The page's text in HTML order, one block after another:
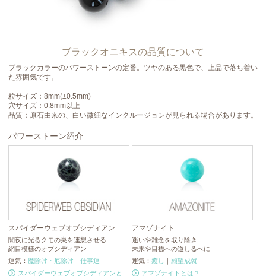
ブラックオニキスの品質について
ブラックカラーのパワーストーンの定番。ツヤのある黒色で、上品で落ち着い
た雰囲気です。
粒サイズ：8mm(±0.5mm)
穴サイズ：0.8mm以上
品質：原石由来の、白い微細なインクルージョンが見られる場合があります。
パワーストーン紹介
スパイダーウェブオブシディアン
闇夜に光るクモの巣を連想させる
網目模様のオブシディアン
運気： 魔除け・厄除け ｜ 仕事運
スパイダーウェブオブシディアンと
アマゾナイト
迷いや雑念を取り除き
未来や目標への道しるべに
運気：癒し ｜ 願望成就
アマゾナイトとは？